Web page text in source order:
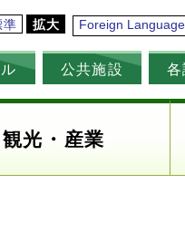
準 拡大 Foreign
公共施設 各
観光・産業